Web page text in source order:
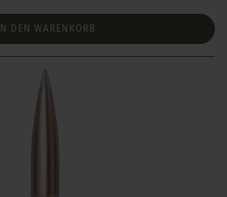
IN DEN WARENKORB